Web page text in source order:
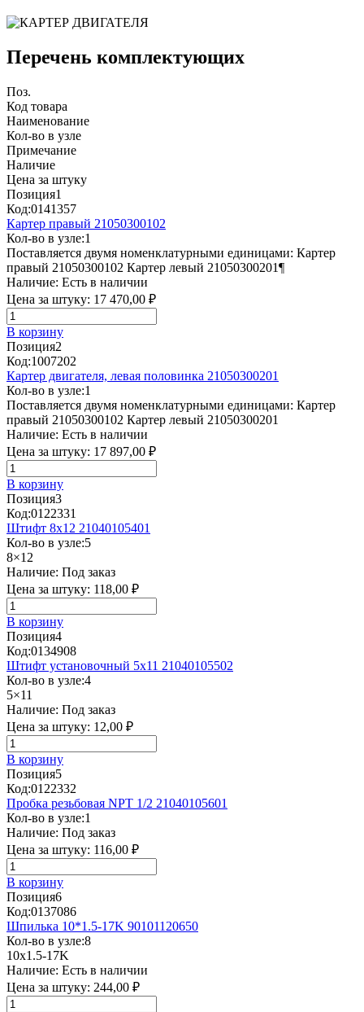
Перечень комплектующих
Поз.
Код товара
Наименование
Кол-во в узле
Примечание
Наличие
Цена за штуку
Позиция1
Код:0141357
Картер правый 21050300102
Кол-во в узле:1
Поставляется двумя номенклатурными единицами: Картер
правый 21050300102 Картер левый 21050300201¶
Наличие: Есть в наличии
Цена за штуку: 17 470,00 ₽
В корзину
Позиция2
Код:1007202
Картер двигателя, левая половинка 21050300201
Кол-во в узле:1
Поставляется двумя номенклатурными единицами: Картер
правый 21050300102 Картер левый 21050300201
Наличие: Есть в наличии
Цена за штуку: 17 897,00 ₽
В корзину
Позиция3
Код:0122331
Штифт 8х12 21040105401
Кол-во в узле:5
8×12
Наличие: Под заказ
Цена за штуку: 118,00 ₽
В корзину
Позиция4
Код:0134908
Штифт установочный 5x11 21040105502
Кол-во в узле:4
5×11
Наличие: Под заказ
Цена за штуку: 12,00 ₽
В корзину
Позиция5
Код:0122332
Пробка резьбовая NPT 1/2 21040105601
Кол-во в узле:1
Наличие: Под заказ
Цена за штуку: 116,00 ₽
В корзину
Позиция6
Код:0137086
Шпилька 10*1.5-17K 90101120650
Кол-во в узле:8
10x1.5-17K
Наличие: Есть в наличии
Цена за штуку: 244,00 ₽